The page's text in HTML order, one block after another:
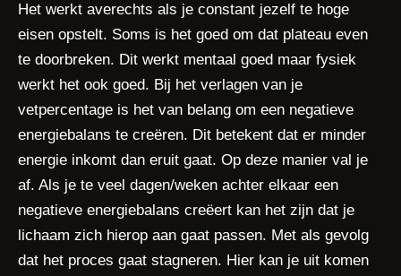
Het werkt averechts als je constant jezelf te hoge
eisen opstelt. Soms is het goed om dat plateau even
te doorbreken. Dit werkt mentaal goed maar fysiek
werkt het ook goed. Bij het verlagen van je
vetpercentage is het van belang om een negatieve
energiebalans te creëren. Dit betekent dat er minder
energie inkomt dan eruit gaat. Op deze manier val je
af. Als je te veel dagen/weken achter elkaar een
negatieve energiebalans creëert kan het zijn dat je
lichaam zich hierop aan gaat passen. Met als gevolg
dat het proces gaat stagneren. Hier kan je uit komen